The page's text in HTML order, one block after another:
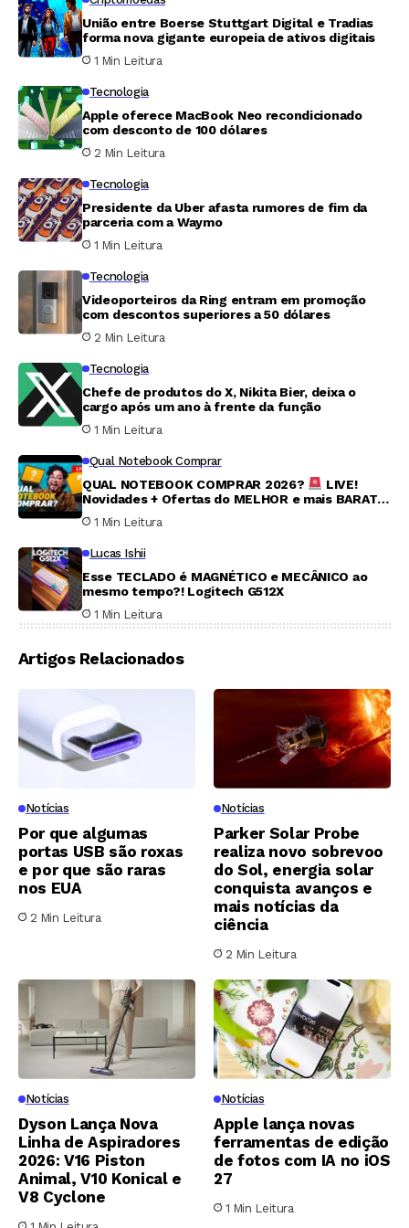
União entre Boerse Stuttgart Digital e Tradias
forma nova gigante europeia de ativos digitais
1 Min Leitura
Tecnologia
Apple oferece MacBook Neo recondicionado
com desconto de 100 dólares
2 Min Leitura
Tecnologia
Presidente da Uber afasta rumores de fim da
parceria com a Waymo
1 Min Leitura
Tecnologia
Videoporteiros da Ring entram em promoção
com descontos superiores a 50 dólares
2 Min Leitura
Tecnologia
Chefe de produtos do X, Nikita Bier, deixa o
cargo após um ano à frente da função
1 Min Leitura
Qual Notebook Comprar
QUAL NOTEBOOK COMPRAR 2026?
LIVE!
Novidades + Ofertas do MELHOR e mais BARATO
no Brasil #056
1 Min Leitura
Lucas Ishii
Esse TECLADO é MAGNÉTICO e MECÂNICO ao
mesmo tempo?! Logitech G512X
1 Min Leitura
Artigos Relacionados
Notícias
Por que algumas
portas USB são roxas
e por que são raras
nos EUA
2 Min Leitura
Notícias
Parker Solar Probe
realiza novo sobrevoo
do Sol, energia solar
conquista avanços e
mais notícias da
ciência
2 Min Leitura
Notícias
Dyson Lança Nova
Linha de Aspiradores
2026: V16 Piston
Animal, V10 Konical e
V8 Cyclone
Notícias
Apple lança novas
ferramentas de edição
de fotos com IA no iOS
27
1 Min Leitura